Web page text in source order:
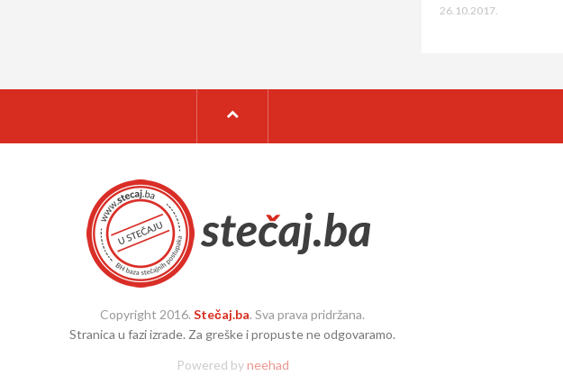
26.10.2017.
Copyright 2016. Stečaj.ba. Sva prava pridržana.
Stranica u fazi izrade. Za greške i propuste ne odgovaramo.
Powered byneehad